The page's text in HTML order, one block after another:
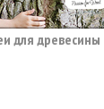
для древесины